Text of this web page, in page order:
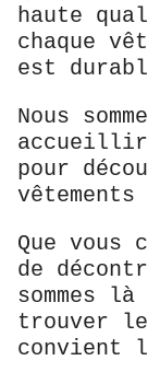
haute
chaque
est
Nous
accueillir
pour
vêtements
Que vous
de
sommes
trouver
convient